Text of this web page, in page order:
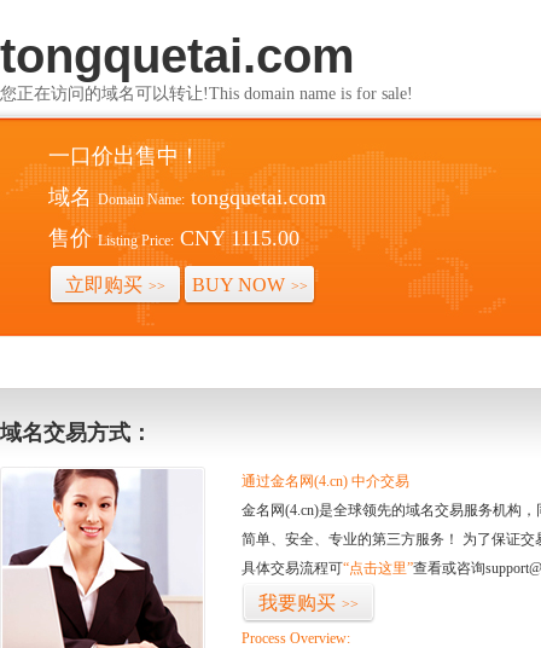
tongquetai.com
您正在访问的域名可以转让!This domain name is for sale!
一口价出售中！
域名 Domain Name: tongquetai.com
售价 Listing Price: CNY 1115.00
立即购买 >> BUY NOW >>
域名交易方式：
通过金名网(4.cn) 中介交易
金名网(4.cn)是全球领先的域名交易服务机构
简单、安全、专业的第三方服务！ 为了保证
具体交易流程可“点击这里”查看或咨询
我要购买 >>
Process Overview: